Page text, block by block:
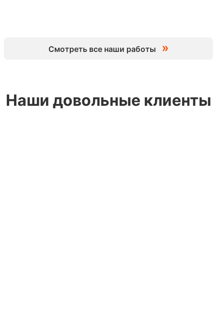
Смотреть все наши работы »
Наши довольные клиенты